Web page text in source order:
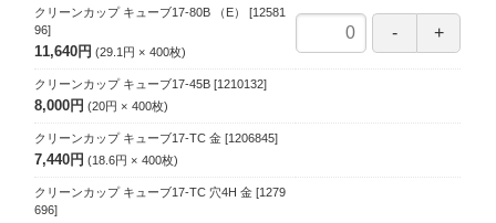
クリーンカップ キューブ17-80B （E）
[12581
96]
11,640円 29.1円 400枚
クリーンカップ キューブ17-45B [1210132]
8,000円 20円 400枚
クリーンカップ キューブ17-TC 金 [1206845]
7,440円 18.6円 400枚
クリーンカップ キューブ17-TC 穴4H 金 [1279
696]